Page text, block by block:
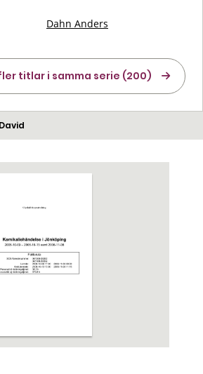
Dahn Anders
titlar i samma serie (200)